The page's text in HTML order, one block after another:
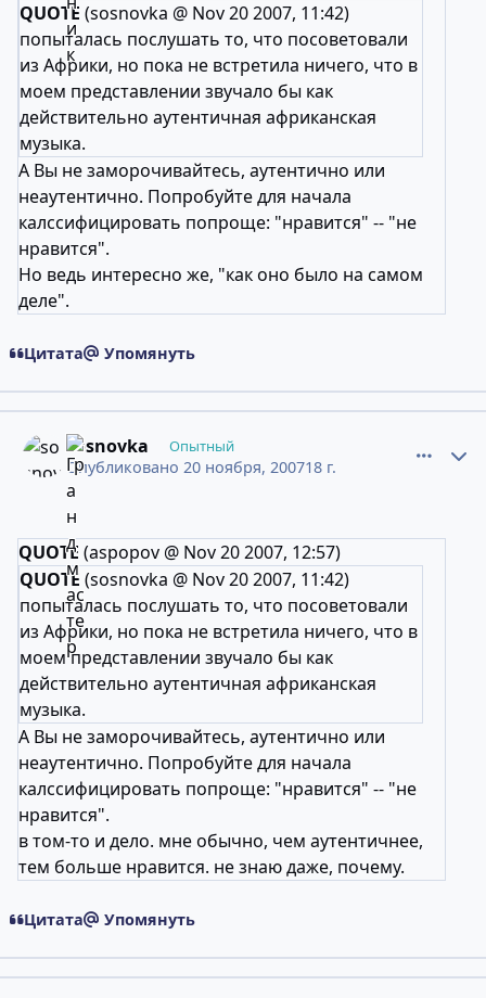
QUOTE (sosnovka @ Nov 20 2007, 11:42)
попыталась послушать то, что посоветовали
из Африки, но пока не встретила ничего, что в
моем представлении звучало бы как
действительно аутентичная африканская
музыка.
А Вы не заморочивайтесь, аутентично или
неаутентично. Попробуйте для начала
калссифицировать попроще: "нравится" -- "не
нравится".
Но ведь интересно же, "как оно было на самом
деле".
Цитата Упомянуть
sosnovka Опытный
Опубликовано 20 ноября, 200718 г.
QUOTE (aspopov @ Nov 20 2007, 12:57)
QUOTE (sosnovka @ Nov 20 2007, 11:42)
попыталась послушать то, что посоветовали
из Африки, но пока не встретила ничего, что в
моем представлении звучало бы как
действительно аутентичная африканская
музыка.
А Вы не заморочивайтесь, аутентично или
неаутентично. Попробуйте для начала
калссифицировать попроще: "нравится" -- "не
нравится".
в том-то и дело. мне обычно, чем аутентичнее,
тем больше нравится. не знаю даже, почему.
Цитата Упомянуть